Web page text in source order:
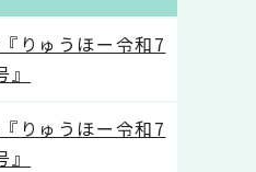
りゅうほー令和7
りゅうほー令和7